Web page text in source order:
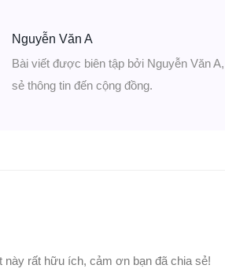
Nguyễn Văn A
Bài viết được biên tập bởi Nguyễn Văn
sẻ thông tin đến cộng đồng.
này rất hữu ích, cảm ơn bạn đã chia sẻ!